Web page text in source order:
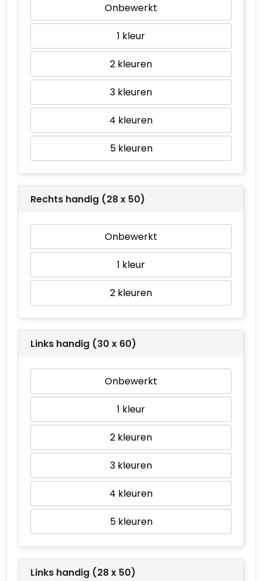
Onbewerkt
1
2
3
4
5
Rechts handig (28 x 50)
Onbewerkt
1
2
Links handig (30 x 60)
Onbewerkt
1
2
3
4
5
Links handig (28 x 50)